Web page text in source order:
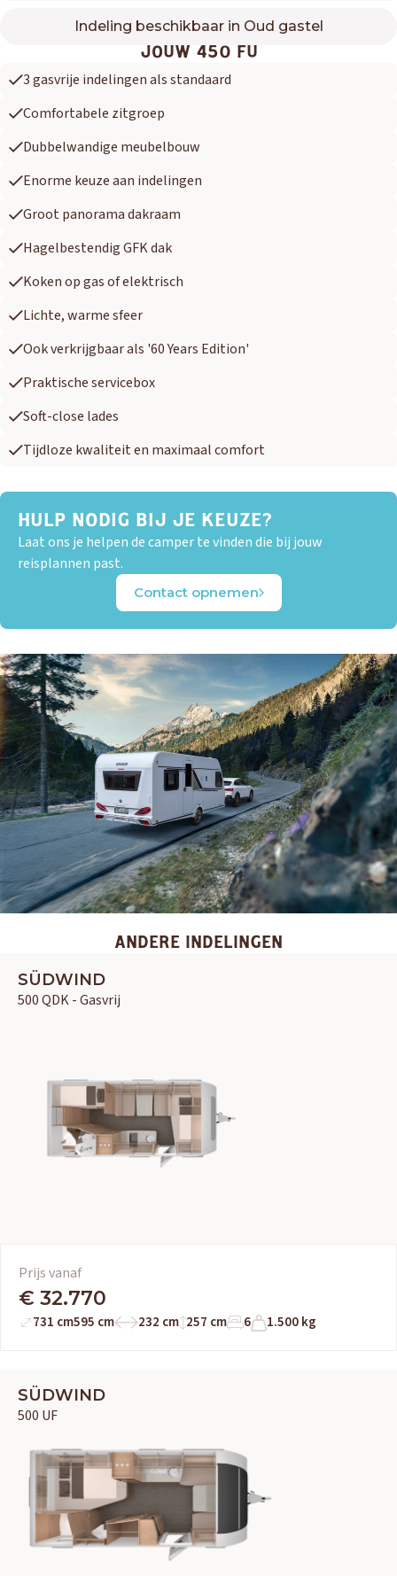
Indeling beschikbaar in Oud gastel
450 FU
JOUW 450 FU
3 gasvrije indelingen als standaard
Comfortabele zitgroep
Dubbelwandige meubelbouw
Enorme keuze aan indelingen
Groot panorama dakraam
Hagelbestendig GFK dak
Koken op gas of elektrisch
Lichte, warme sfeer
Ook verkrijgbaar als '60 Years Edition'
Praktische servicebox
Soft-close lades
Tijdloze kwaliteit en maximaal comfort
HULP NODIG BIJ JE KEUZE?
Laat ons je helpen de camper te vinden die bij jouw
reisplannen past.
Contact opnemen
ANDERE INDELINGEN
SÜDWIND
500 QDK - Gasvrij
Prijs vanaf
€ 32.770
731 cm595 cm 232 cm 257 cm 6 1.500 kg
SÜDWIND
500 UF